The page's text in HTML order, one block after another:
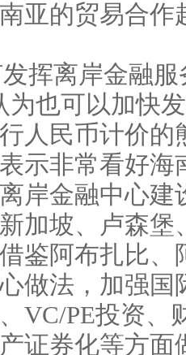
亚的贸易合作
挥离岸金融
为也可以加快
人民币计价的
示非常看好海
岸金融中心建
加坡、卢森堡
鉴阿布扎比、
做法，加强国
VC/PE投资、
证券化等方面